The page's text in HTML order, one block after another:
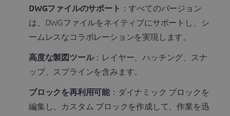
DWGファイルのサポート
：すべてのバージョン
は、DWGファイルをネイティブにサポートし、シ
ームレスなコラボレーションを実現します。
高度な製図ツール：レイヤー、ハッチング、スナ
ップ、スプラインを含みます。
ブロックを再利用可能 ：ダイナミック ブロックを
編集し、カスタム ブロックを作成して、作業を迅